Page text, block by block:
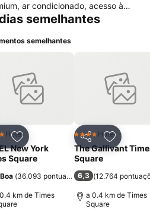
ar condicionado, acesso à
telefone, minibar, sala de estar,
As casas de banho oferecem
wireless, check-in e check-out
portaria, serviço de
serviços para casamentos, sala
incluem centro de negócios
Garden Chinatown possui uma
animais de estimação.
semelhantes
semelhantes
Adicionar aos favoritos
Hotel
New York
Square
Boa (36.093 pontuações)
km de Times
Partilhar
4 EstrelasHotel
The Gallivant
Square
6,3 (12.764
a 0.4 km de Times
Square